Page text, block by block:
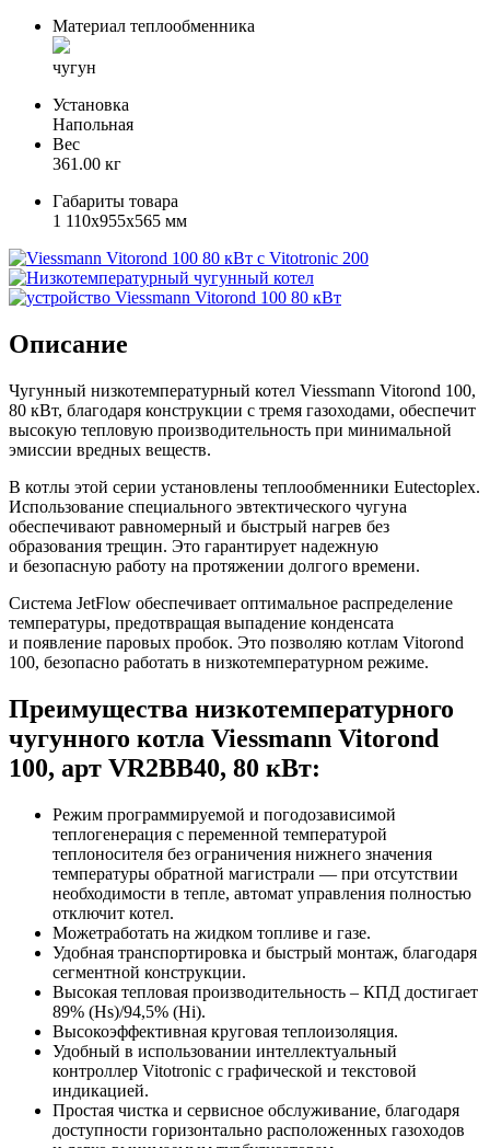
Материал теплообменника
чугун
Установка
Напольная
Вес
361.00 кг
Габариты товара
1 110x955x565 мм
Описание
Чугунный низкотемпературный котел Viessmann Vitorond 100,
80 кВт, благодаря конструкции с тремя газоходами, обеспечит
высокую тепловую производительность при минимальной
эмиссии вредных веществ.
В котлы этой серии установлены теплообменники Eutectoplex.
Использование специального эвтектического чугуна
обеспечивают равномерный и быстрый нагрев без
образования трещин. Это гарантирует надежную
и безопасную работу на протяжении долгого времени.
Система JetFlow обеспечивает оптимальное распределение
температуры, предотвращая выпадение конденсата
и появление паровых пробок. Это позволяю котлам Vitorond
100, безопасно работать в низкотемпературном режиме.
Преимущества низкотемпературного
чугунного котла Viessmann Vitorond
100, арт VR2BB40, 80 кВт:
Режим программируемой и погодозависимой
теплогенерация с переменной температурой
теплоносителя без ограничения нижнего значения
температуры обратной магистрали — при отсутствии
необходимости в тепле, автомат управления полностью
отключит котел.
Можетработать на жидком топливе и газе.
Удобная транспортировка и быстрый монтаж, благодаря
сегментной конструкции.
Высокая тепловая производительность – КПД достигает
89% (Hs)/94,5% (Hi).
Высокоэффективная круговая теплоизоляция.
Удобный в использовании интеллектуальный
контроллер Vitotronic с графической и текстовой
индикацией.
Простая чистка и сервисное обслуживание, благодаря
доступности горизонтально расположенных газоходов